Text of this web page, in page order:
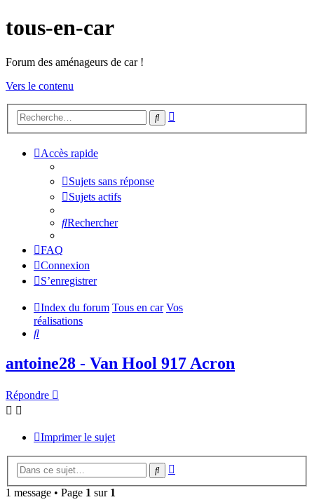
tous-en-car
Forum des aménageurs de car !
Vers le contenu
Rechercher
Accès rapide
Sujets sans réponse
Sujets actifs
Rechercher
FAQ
Connexion
S’enregistrer
Index du forum Tous en car Vos
réalisations
Rechercher
antoine28 - Van Hool 917 Acron
Répondre
Imprimer le sujet
Rechercher
1 message • Page 1 sur 1